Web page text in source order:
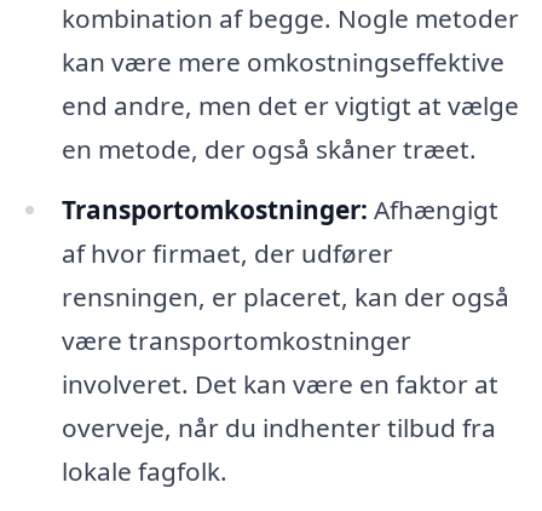
kombination af begge. Nogle metoder
kan være mere omkostningseffektive
end andre, men det er vigtigt at vælge
en metode, der også skåner træet.
Transportomkostninger: Afhængigt
af hvor firmaet, der udfører
rensningen, er placeret, kan der også
være transportomkostninger
involveret. Det kan være en faktor at
overveje, når du indhenter tilbud fra
lokale fagfolk.